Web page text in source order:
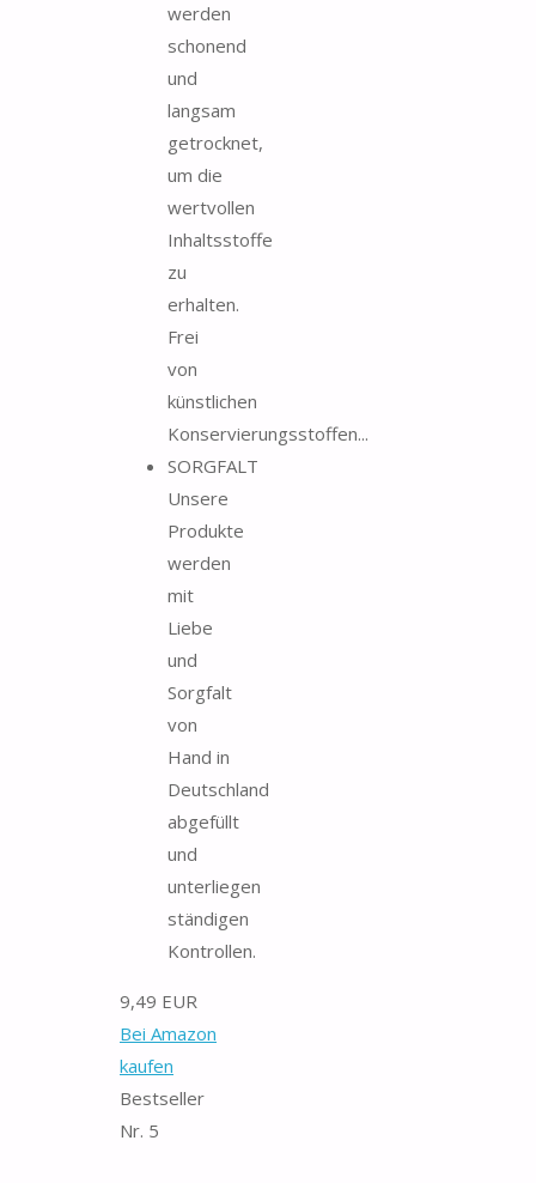
werden
schonend
und
langsam
getrocknet,
um die
wertvollen
Inhaltsstoffe
zu
erhalten.
Frei
von
künstlichen
Konservierungsstoffen...
SORGFALT
Unsere
Produkte
werden
mit
Liebe
und
Sorgfalt
von
Hand in
Deutschland
abgefüllt
und
unterliegen
ständigen
Kontrollen.
9,49 EUR
Bei Amazon
kaufen
Bestseller
Nr. 5